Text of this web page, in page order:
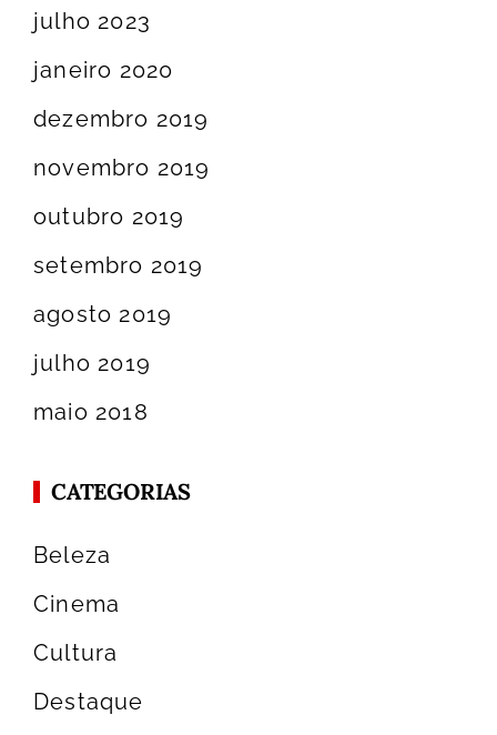
julho 2023
janeiro 2020
dezembro 2019
novembro 2019
outubro 2019
setembro 2019
agosto 2019
julho 2019
maio 2018
CATEGORIAS
Beleza
Cinema
Cultura
Destaque